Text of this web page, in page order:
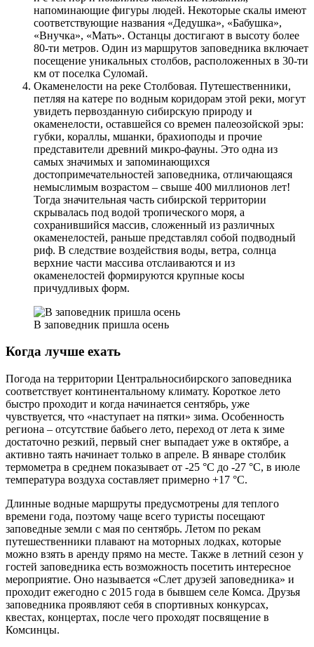
напоминающие фигуры людей. Некоторые скалы имеют
соответствующие названия «Дедушка», «Бабушка»,
«Внучка», «Мать». Останцы достигают в высоту более
80-ти метров. Один из маршрутов заповедника включает
посещение уникальных столбов, расположенных в 30-ти
км от поселка Суломай.
Окаменелости на реке Столбовая. Путешественники,
петляя на катере по водным коридорам этой реки, могут
увидеть первозданную сибирскую природу и
окаменелости, оставшейся со времен палеозойской эры:
губки, кораллы, мшанки, брахиоподы и прочие
представители древний микро-фауны. Это одна из
самых значимых и запоминающихся
достопримечательностей заповедника, отличающаяся
немыслимым возрастом – свыше 400 миллионов лет!
Тогда значительная часть сибирской территории
скрывалась под водой тропического моря, а
сохранившийся массив, сложенный из различных
окаменелостей, раньше представлял собой подводный
риф. В следствие воздействия воды, ветра, солнца
верхние части массива отслаиваются и из
окаменелостей формируются крупные косы
причудливых форм.
В заповедник пришла осень
Когда лучше ехать
Погода на территории Центральносибирского заповедника
соответствует континентальному климату. Короткое лето
быстро проходит и когда начинается сентябрь, уже
чувствуется, что «наступает на пятки» зима. Особенность
региона – отсутствие бабьего лето, переход от лета к зиме
достаточно резкий, первый снег выпадает уже в октябре, а
активно таять начинает только в апреле. В январе столбик
термометра в среднем показывает от -25 °C до -27 °C, в июле
температура воздуха составляет примерно +17 °C.
Длинные водные маршруты предусмотрены для теплого
времени года, поэтому чаще всего туристы посещают
заповедные земли с мая по сентябрь. Летом по рекам
путешественники плавают на моторных лодках, которые
можно взять в аренду прямо на месте. Также в летний сезон у
гостей заповедника есть возможность посетить интересное
мероприятие. Оно называется «Слет друзей заповедника» и
проходит ежегодно с 2015 года в бывшем селе Комса. Друзья
заповедника проявляют себя в спортивных конкурсах,
квестах, концертах, после чего проходят посвящение в
Комсинцы.